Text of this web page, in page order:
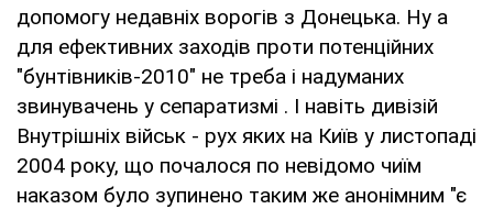
допомогу недавніх ворогів з Донецька. Ну а
для ефективних заходів проти потенційних
"бунтівників-2010" не треба і надуманих
звинувачень у сепаратизмі . І навіть дивізій
Внутрішніх військ - рух яких на Київ у листопаді
2004 року, що почалося по невідомо чиїм
наказом було зупинено таким же анонімним "є